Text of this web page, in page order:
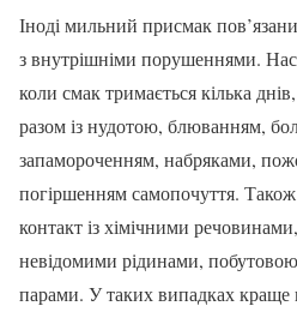
Іноді мильний присмак
з внутрішніми порушеннями.
коли смак тримається кілька
разом із нудотою, блюванням,
запамороченням, набряками,
погіршенням самопочуття.
контакт із хімічними
невідомими рідинами,
парами. У таких випадках краще